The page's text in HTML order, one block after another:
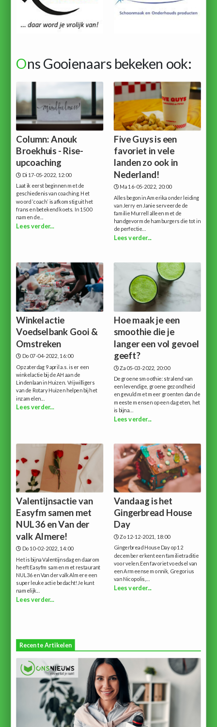
Ons Gooienaars bekeken ook:
Column: Anouk
Broekhuis - Rise-
upcoaching
Di 17-05-2022, 12:00
Laat ik eerst beginnen met de
geschiedenis van coaching. Het
woord ‘coach’ is afkomstig uit het
frans en betekend koets. In 1500
namen de...
Lees verder...
Five Guys is een
favoriet in vele
landen zo ook in
Nederland!
Ma 16-05-2022, 20:00
Alles begon in Amerika onder leiding
van Jerry en Janie serveerde de
familie Murrell alleen met de
handgevormde hamburgers die tot in
de perfectie...
Lees verder...
Winkelactie
Voedselbank Gooi &
Omstreken
Do 07-04-2022, 16:00
Op zaterdag 9 april a.s. is er een
winkelactie bij de AH aan de
Lindenlaan in Huizen. Vrijwilligers
van de Rotary Huizen helpen bij het
inzamelen...
Lees verder...
Hoe maak je een
smoothie die je
langer een vol gevoel
geeft?
Za 05-03-2022, 20:00
De groene smoothie: stralend van
een levendige, groene gezondheid
en gevuld met meer groenten dan de
meeste mensen op een dag eten, het
is bijna...
Lees verder...
Valentijnsactie van
Easyfm samen met
NUL36 en Van der
valk Almere!
Do 10-02-2022, 14:00
Het is bijna Valentijnsdag en daarom
heeft Easyfm samen met restaurant
NUL36 en Van der valk Almere een
super leuke actie bedacht!Je kunt
namelijk...
Lees verder...
Vandaag is het
Gingerbread House
Day
Zo 12-12-2021, 18:00
Gingerbread House Day op 12
december erkent een familietraditie
voor velen.Een favoriet voedsel van
een Armeense monnik, Gregorius
van Nicopolis,...
Lees verder...
Recente Artikelen